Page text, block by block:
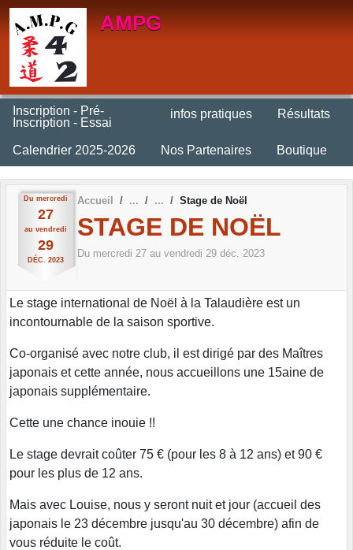
AMPG
Inscription - Pré-
Inscription - Essai
infos pratiques Résultats
Calendrier 2025-2026 Nos Partenaires Boutique
Du mercredi
27
au vendredi
29
DÉC. 2023
Accueil Stage de Noël
STAGE DE NOËL
Du mercredi 27 au vendredi 29 déc. 2023
Le stage international de Noël à la Talaudière est un
incontournable de la saison sportive.
Co-organisé avec notre club, il est dirigé par des Maîtres
japonais et cette année, nous accueillons une 15aine de
japonais supplémentaire.
Cette une chance inouie !!
Le stage devrait coûter 75 € (pour les 8 à 12 ans) et 90 €
pour les plus de 12 ans.
Mais avec Louise, nous y seront nuit et jour (accueil des
japonais le 23 décembre jusqu'au 30 décembre) afin de
vous réduite le coût.
Panneau de gestion des cookies